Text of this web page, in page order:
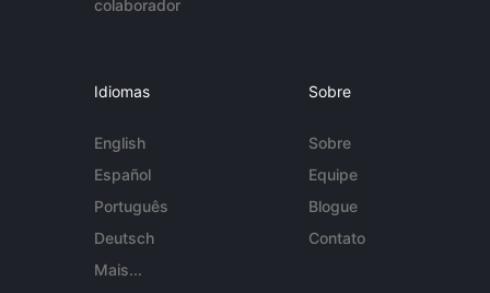
colaborador
Idiomas
English
Español
Português
Deutsch
Mais...
Sobre
Sobre
Equipe
Blogue
Contato